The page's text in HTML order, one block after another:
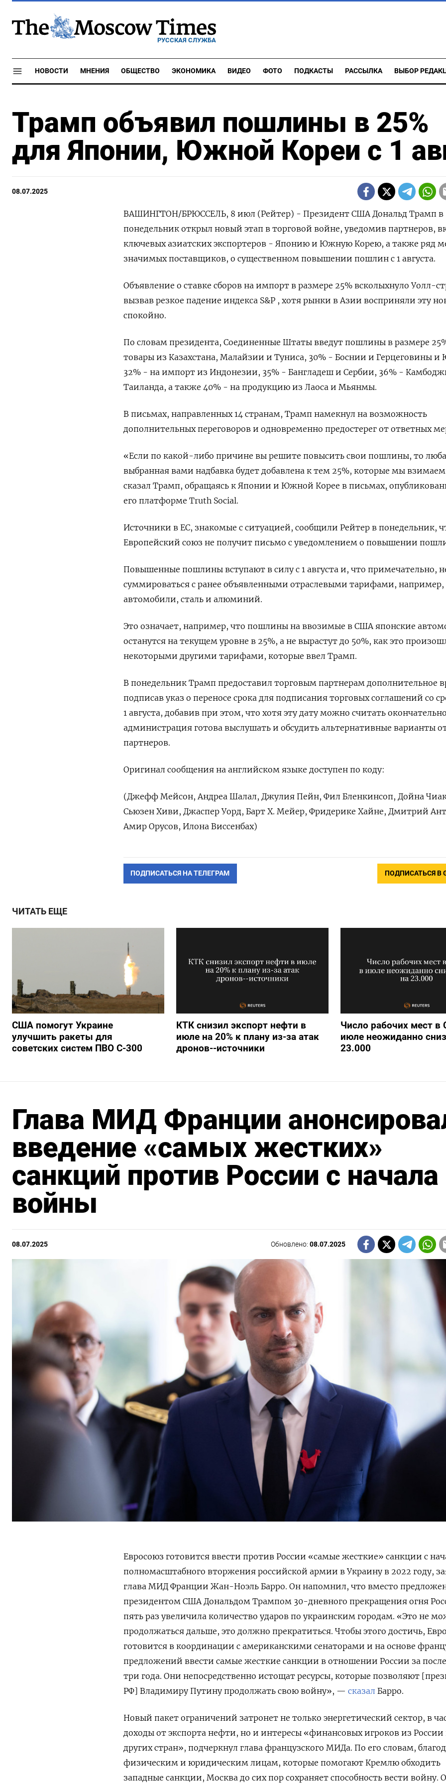
РУССКАЯ СЛУЖБА
НОВОСТИ МНЕНИЯ ОБЩЕСТВО ЭКОНОМИКА ВИДЕО ФОТО ПОДКАСТЫ РАССЫЛКА ВЫБОР
Трамп объявил пошлины в 25%
для Японии, Южной Кореи с 1
08.07.2025
ВАШИНГТОН/БРЮССЕЛЬ, 8 июл (Рейтер) - Президент США Дональд Трамп в
понедельник открыл новый этап в торговой войне, уведомив партнеров,
ключевых азиатских экспортеров - Японию и Южную Корею, а также ряд
значимых поставщиков, о существенном повышении пошлин с 1 августа.
Объявление о ставке сборов на импорт в размере 25% всколыхнуло Уолл-
вызвав резкое падение индекса S&P , хотя рынки в Азии восприняли эту
спокойно.
По словам президента, Соединенные Штаты введут пошлины в размере
товары из Казахстана, Малайзии и Туниса, 30% - Боснии и Герцеговины и
32% - на импорт из Индонезии, 35% - Бангладеш и Сербии, 36% -
Таиланда, а также 40% - на продукцию из Лаоса и Мьянмы.
В письмах, направленных 14 странам, Трамп намекнул на возможность
дополнительных переговоров и одновременно предостерег от ответных
«Если по какой-либо причине вы решите повысить свои пошлины, то
выбранная вами надбавка будет добавлена к тем 25%, которые мы
сказал Трамп, обращаясь к Японии и Южной Корее в письмах,
его платформе Truth Social.
Источники в ЕС, знакомые с ситуацией, сообщили Рейтер в понедельник,
Европейский союз не получит письмо с уведомлением о повышении
Повышенные пошлины вступают в силу с 1 августа и, что примечательно,
суммироваться с ранее объявленными отраслевыми тарифами, например,
автомобили, сталь и алюминий.
Это означает, например, что пошлины на ввозимые в США японские
останутся на текущем уровне в 25%, а не вырастут до 50%, как это
некоторыми другими тарифами, которые ввел Трамп.
В понедельник Трамп предоставил торговым партнерам дополнительное
подписав указ о переносе срока для подписания торговых соглашений со
1 августа, добавив при этом, что хотя эту дату можно считать
администрация готова выслушать и обсудить альтернативные варианты
партнеров.
Оригинал сообщения на английском языке доступен по коду:
(Джефф Мейсон, Андреа Шалал, Джулия Пейн, Фил Бленкинсоп, Дойна
Сьюзен Хиви, Джаспер Уорд, Барт Х. Мейер, Фридерике Хайне, Дмитрий
Амир Орусов, Илона Виссенбах)
ПОДПИСАТЬСЯ НА ТЕЛЕГРАМ ПОДПИСАТЬСЯ В
ЧИТАТЬ ЕЩЕ
США помогут Украине
улучшить ракеты для
советских систем ПВО С-300
КТК снизил экспорт нефти в
июле на 20% к плану из-за атак
дронов--источники
Число рабочих мест
июле неожиданно
23.000
Глава МИД Франции
введение «самых жестких»
санкций против России с начала
войны
08.07.2025 Обновлено:08.07.2025
Евросоюз готовится ввести против России «самые жесткие» санкции с
полномасштабного вторжения российской армии в Украину в 2022 году,
глава МИД Франции Жан-Ноэль Барро. Он напомнил, что вместо
президентом США Дональдом Трампом 30-дневного прекращения огня
пять раз увеличила количество ударов по украинским городам. «Это не
продолжаться дальше, это должно прекратиться. Чтобы этого достичь,
готовится в координации с американскими сенаторами и на основе
предложений ввести самые жесткие санкции в отношении России за
три года. Они непосредственно истощат ресурсы, которые позволяют
РФ] Владимиру Путину продолжать свою войну», — сказал Барро.
Новый пакет ограничений затронет не только энергетический сектор, в
доходы от экспорта нефти, но и интересы «финансовых игроков из России
других стран», подчеркнул глава французского МИДа. По его словам,
физическим и юридическим лицам, которые помогают Кремлю обходить
западные санкции, Москва до сих пор сохраняет способность вести войну.